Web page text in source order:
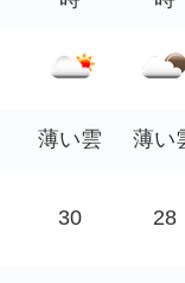
薄い雲 薄い
30 28